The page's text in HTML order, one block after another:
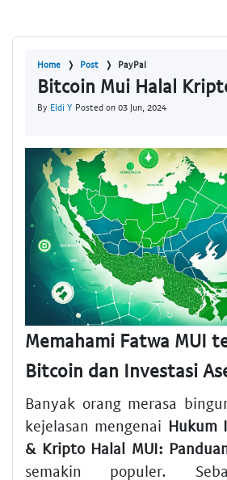
Home Post PayPal
Bitcoin Mui Halal
By Eldi Y Posted on 03 Jun, 2024
Memahami Fatwa MUI
Bitcoin dan Investasi
Banyak orang merasa
kejelasan mengenai Hukum
& Kripto Halal MUI:
semakin populer.